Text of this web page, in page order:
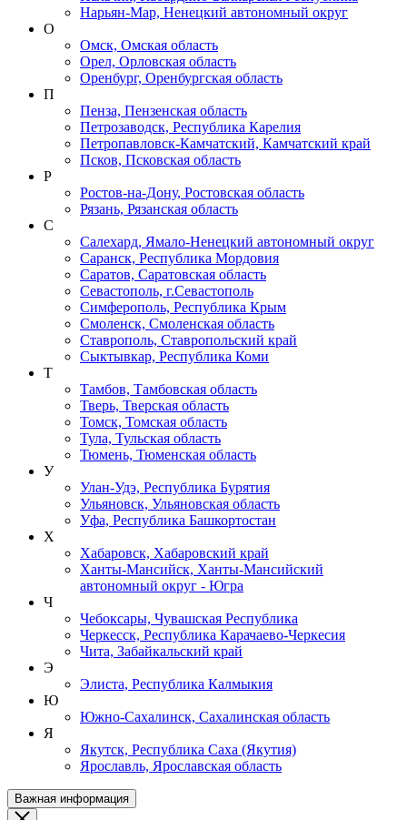
Нарьян-Мар, Ненецкий автономный округ
О
Омск, Омская область
Орел, Орловская область
Оренбург, Оренбургская область
П
Пенза, Пензенская область
Петрозаводск, Республика Карелия
Петропавловск-Камчатский, Камчатский край
Псков, Псковская область
Р
Ростов-на-Дону, Ростовская область
Рязань, Рязанская область
С
Салехард, Ямало-Ненецкий автономный округ
Саранск, Республика Мордовия
Саратов, Саратовская область
Севастополь, г.Севастополь
Симферополь, Республика Крым
Смоленск, Смоленская область
Ставрополь, Ставропольский край
Сыктывкар, Республика Коми
Т
Тамбов, Тамбовская область
Тверь, Тверская область
Томск, Томская область
Тула, Тульская область
Тюмень, Тюменская область
У
Улан-Удэ, Республика Бурятия
Ульяновск, Ульяновская область
Уфа, Республика Башкортостан
Х
Хабаровск, Хабаровский край
Ханты-Мансийск, Ханты-Мансийский
автономный округ - Югра
Ч
Чебоксары, Чувашская Республика
Черкесск, Республика Карачаево-Черкесия
Чита, Забайкальский край
Э
Элиста, Республика Калмыкия
Ю
Южно-Сахалинск, Сахалинская область
Я
Якутск, Республика Саха (Якутия)
Ярославль, Ярославская область
Важная информация